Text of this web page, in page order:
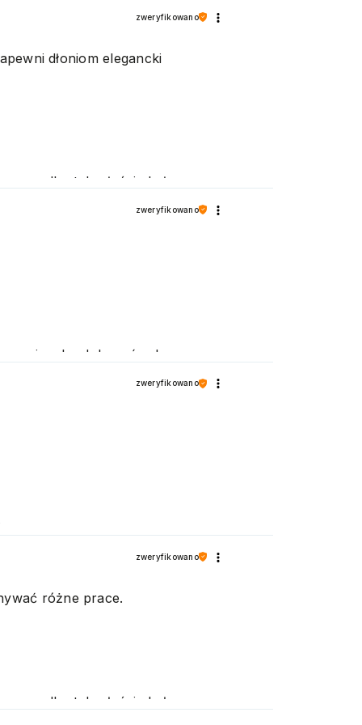
tak właśnie było.
zweryfikowano
dłoniom elegancki
aby dokonać zakupu.
zweryfikowano
zweryfikowano
tak właśnie było.
zweryfikowano
różne prace.